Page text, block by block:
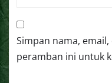
Simpan nama,
peramban ini untuk